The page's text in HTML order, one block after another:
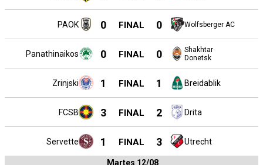
PAOK 0 FINAL 0 Wolfsberger AC
Panathinaikos 0 FINAL 0
Shakhtar
Donetsk
Zrinjski 1 FINAL 1 Breidablik
FCSB 3 FINAL 2 Drita
Servette 1 FINAL 3 Utrecht
Martes 12/08